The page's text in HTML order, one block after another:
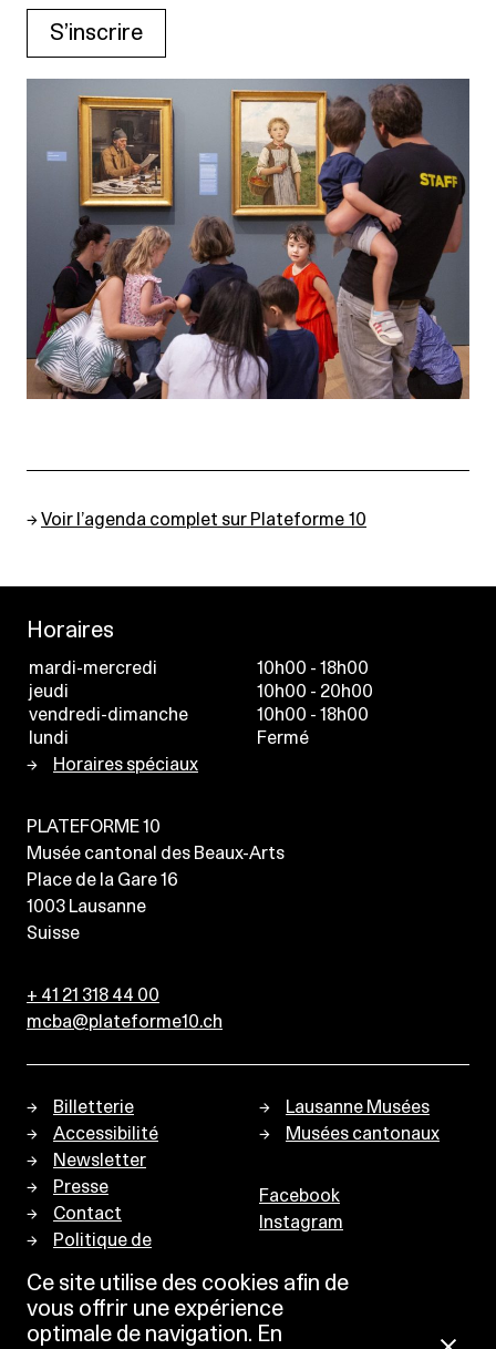
Ce site utilise des cookies afin de
vous offrir une expérience
optimale de navigation. En
S’inscrire
→Voir l’agenda complet sur Plateforme 10
Horaires
mardi-mercredi
10h00 - 18h00
jeudi
10h00 - 20h00
vendredi-dimanche
10h00 - 18h00
lundi
Fermé
Horaires spéciaux
PLATEFORME 10
Musée cantonal des Beaux-Arts
Place de la Gare 16
1003 Lausanne
Suisse
+ 41 21 318 44 00
mcba@plateforme10.ch
Billetterie
Accessibilité
Newsletter
Presse
Contact
Politique de
Lausanne Musées
Musées cantonaux
Facebook
Instagram